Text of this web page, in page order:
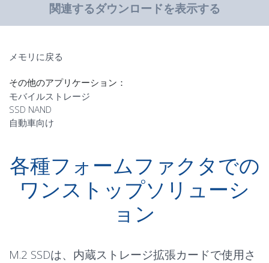
関連するダウンロードを表示する
メモリに戻る
その他のアプリケーション：
モバイルストレージ
SSD NAND
自動車向け
各種フォームファクタでの
ワンストップソリューシ
ョン
M.2 SSDは、内蔵ストレージ拡張カードで使用さ